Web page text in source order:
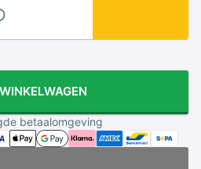
betaalomgeving